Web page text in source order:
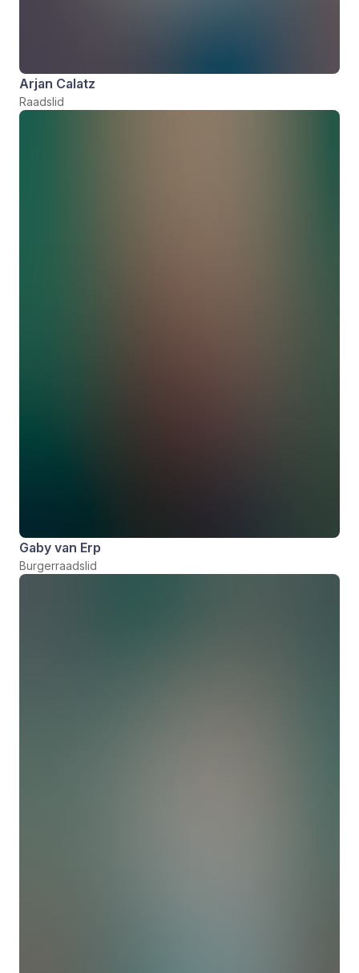
Arjan Calatz
Raadslid
Gaby van Erp
Burgerraadslid